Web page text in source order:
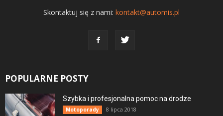
Skontaktuj się z nami: kontakt@automis.pl
POPULARNE POSTY
Szybka i profesjonalna pomoc na drodze
Motoporady 8 lipca 2018